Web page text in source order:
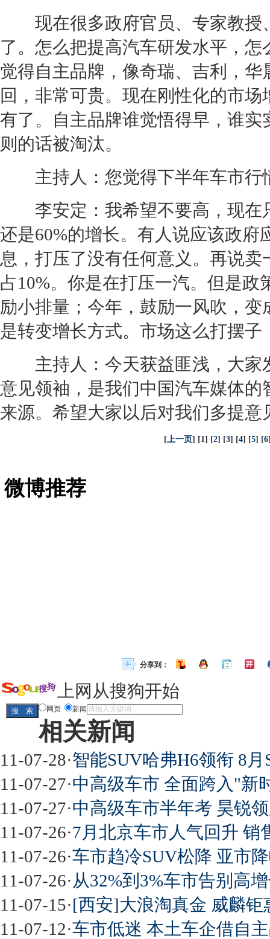
现在很多政府官员、专家教授
了。怎么把提高汽车研发水平，
觉得自主品牌，像奇瑞、吉利，
回，非常可贵。现在刚性化的市
有了。自主品牌谁觉悟得早，谁
则的话被淘汰。
主持人：您觉得下半年车市行
李安定：我希望不要高，现在
还是60%的增长。有人说应该政
息，打压了没有任何意义。再说
占10%。你是在打压一汽。但是
励小排量；今年，鼓励一风吹，
是转变增长方式。市场这么打摆子
主持人：今天获益匪浅，大家
意见领袖，是我们中国汽车媒体
来源。希望大家以后对我们多提
[上一页] [1] [2] [3] [4] [5] [6
微博推荐
分享到：
上网从搜狗开始
网页 新闻
相关新闻
11-07-28·智能SUV哈弗H6领衔 8
11-07-27·中高级车市 全面跨入"新
11-07-27·中高级车市半年考 昊锐
11-07-26·7月北京车市人气回升 销
11-07-26·车市趋冷SUV松降 亚市
11-07-26·从32%到3%车市告别高
11-07-15·[西安]大浪淘真金 威麟钜
11-07-12·车市低迷 本土车企借自